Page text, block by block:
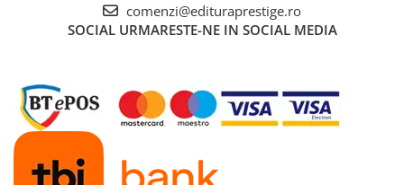
comenzi@edituraprestige.ro
SOCIAL URMARESTE-NE IN SOCIAL MEDIA